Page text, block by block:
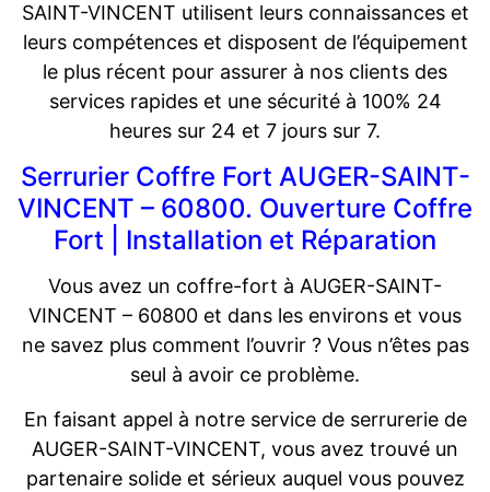
SAINT-VINCENT utilisent leurs connaissances et
leurs compétences et disposent de l’équipement
le plus récent pour assurer à nos clients des
services rapides et une sécurité à 100% 24
heures sur 24 et 7 jours sur 7.
Serrurier Coffre Fort AUGER-SAINT-
VINCENT – 60800. Ouverture Coffre
Fort | Installation et Réparation
Vous avez un coffre-fort à AUGER-SAINT-
VINCENT – 60800 et dans les environs et vous
ne savez plus comment l’ouvrir ? Vous n’êtes pas
seul à avoir ce problème.
En faisant appel à notre service de serrurerie de
AUGER-SAINT-VINCENT, vous avez trouvé un
partenaire solide et sérieux auquel vous pouvez